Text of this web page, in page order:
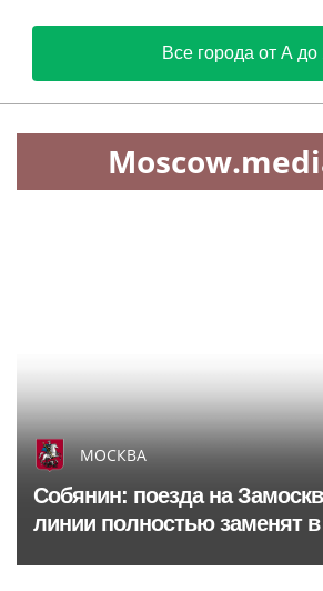
Все города от А до
МОСКВА
Собянин: поезда на
линии полностью заменят в